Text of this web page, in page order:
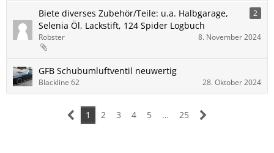
Biete diverses Zubehör/Teile: u.a. Halbgarage,
Selenia Öl, Lackstift, 124 Spider Logbuch
2
Robster 8. November 2024
GFB Schubumluftventil neuwertig
Blackline 62 28. Oktober 2024
1 2 3 4 5 … 25